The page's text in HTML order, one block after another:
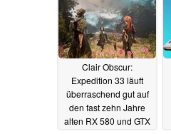
Clair Obscur:
Expedition 33 läuft
überraschend gut auf
den fast zehn Jahre
alten RX 580 und GTX